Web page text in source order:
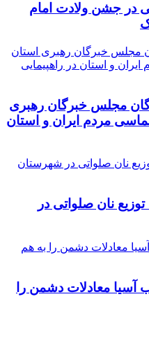
در جشن ولادت امام
مجلس خبرگان رهبری
مردم ایران و استان
نان صلواتی در
معادلات دشمن را